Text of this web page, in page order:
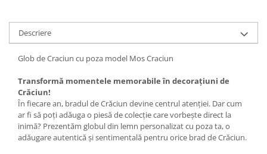
Descriere
Glob de Craciun cu poza model Mos Craciun
Transformă momentele memorabile în decorațiuni de
Crăciun!
În fiecare an, bradul de Crăciun devine centrul atenției. Dar cum
ar fi să poți adăuga o piesă de colecție care vorbește direct la
inimă? Prezentăm globul din lemn personalizat cu poza ta, o
adăugare autentică și sentimentală pentru orice brad de Crăciun.